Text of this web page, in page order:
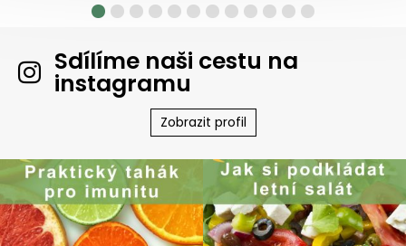
Sdílíme naši cestu na
instagramu
Zobrazit profil